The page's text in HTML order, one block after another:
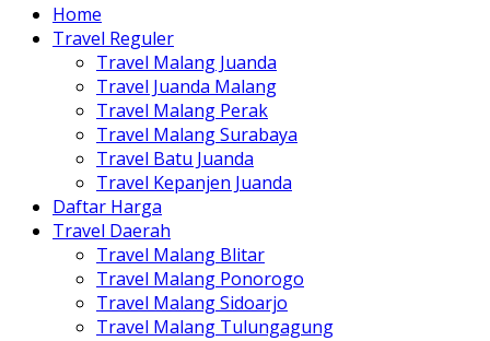
Home
Travel Reguler
Travel Malang Juanda
Travel Juanda Malang
Travel Malang Perak
Travel Malang Surabaya
Travel Batu Juanda
Travel Kepanjen Juanda
Daftar Harga
Travel Daerah
Travel Malang Blitar
Travel Malang Ponorogo
Travel Malang Sidoarjo
Travel Malang Tulungagung